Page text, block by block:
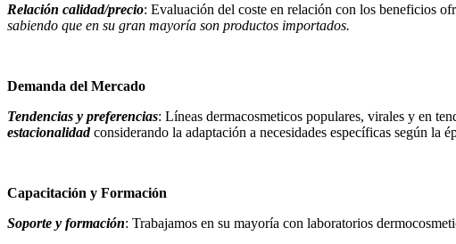
Relación calidad/precio: Evaluación del coste en relación con los beneficios
sabiendo que en su gran mayoría son productos importados.
Demanda del Mercado
Tendencias y preferencias: Líneas dermacosmeticos populares, virales y en
estacionalidadconsiderando la adaptación a necesidades específicas según la
Capacitación y Formación
Soporte y formación: Trabajamos en su mayoría con laboratorios